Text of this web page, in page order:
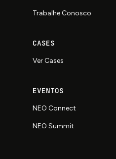
Trabalhe Conosco
CASES
Ver Cases
EVENTOS
NEO Connect
NEO Summit